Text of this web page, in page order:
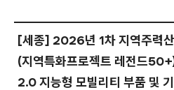
[세종] 2026년 1차 지역주력
(지역특화프로젝트 레전드
2.0 지능형 모빌리티 부품 및